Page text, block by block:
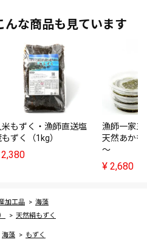
んな商品も見ています
米もずく・漁師直送塩
ずく（1kg）
2,380
漁師一家
天然あか
～
¥ 2,680
加工品
海藻
天然絹もずく
海藻 もずく